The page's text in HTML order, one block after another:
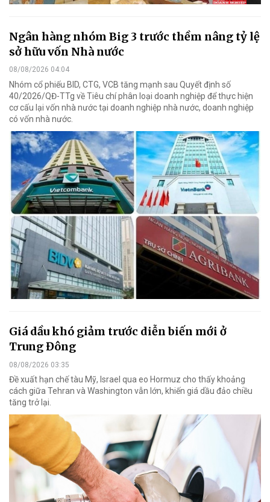
Ngân hàng nhóm Big 3 trước thềm nâng tỷ lệ
sở hữu vốn Nhà nước
08/08/2026 04:04
Nhóm cổ phiếu BID, CTG, VCB tăng mạnh sau Quyết định số
40/2026/QĐ-TTg về Tiêu chí phân loại doanh nghiệp để thực hiện
cơ cấu lại vốn nhà nước tại doanh nghiệp nhà nước, doanh nghiệp
có vốn nhà nước.
Giá dầu khó giảm trước diễn biến mới ở
Trung Đông
08/08/2026 03:35
Đề xuất hạn chế tàu Mỹ, Israel qua eo Hormuz cho thấy khoảng
cách giữa Tehran và Washington vẫn lớn, khiến giá dầu đảo chiều
tăng trở lại.